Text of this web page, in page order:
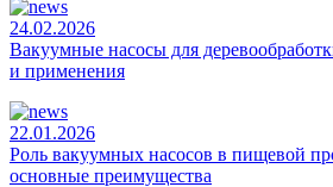
24.02.2026
Вакуумные насосы для
и применения
22.01.2026
Роль вакуумных насосов в пищевой
основные преимущества